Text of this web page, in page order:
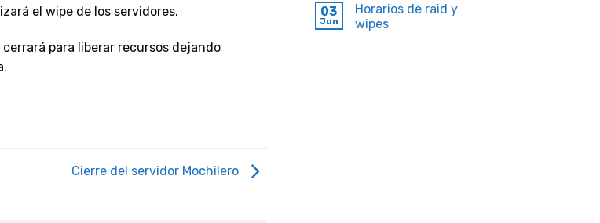
el wipe de los servidores.
para liberar recursos dejando
Cierre del servidor Mochilero
03
Jun
Horarios de raid y
wipes